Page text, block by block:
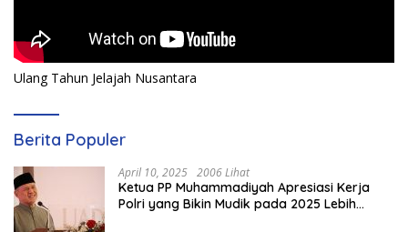
Ulang Tahun Jelajah Nusantara
Berita Populer
April 10, 2025 2006 Lihat
Ketua PP Muhammadiyah Apresiasi Kerja
Polri yang Bikin Mudik pada 2025 Lebih